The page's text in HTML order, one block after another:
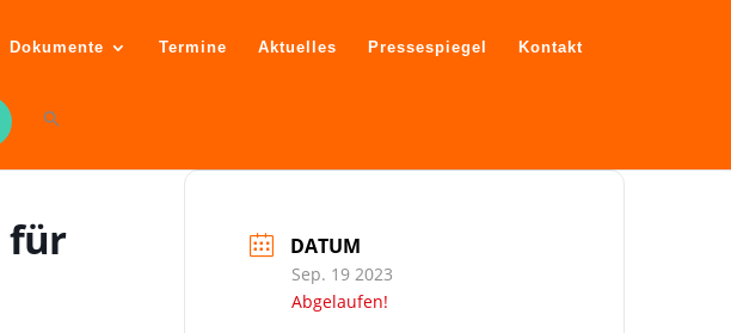
Dokumente Termine Aktuelles Pressespiegel Kontakt
für
DATUM
Sep. 19 2023
Abgelaufen!